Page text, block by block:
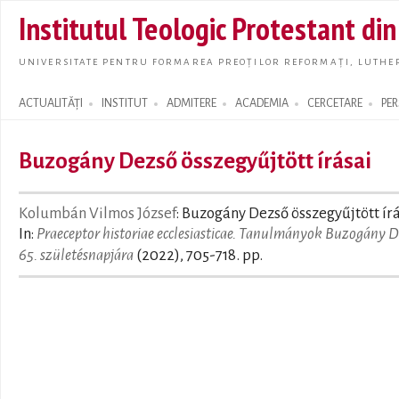
main
Institutul Teologic Protestant
UNIVERSITATE PENTRU FORMAREA PREOȚILOR REFORMAȚI,
ACTUALITĂȚI INSTITUT ADMITERE ACADEMIA CERCETARE
Search form
Buzogány Dezső összegyűjtött írásai
Kolumbán Vilmos József: Buzogány Dezső összegyűjtött
In: Praeceptor historiae ecclesiasticae. Tanulmányok Buzogány
65. születésnapjára (2022), 705-718. pp.